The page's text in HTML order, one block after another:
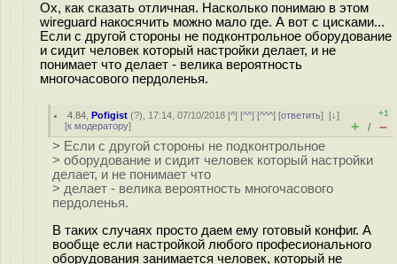
Ох, как сказать отличная. Насколько понимаю в этом
wireguard накосячить можно мало где. А вот с цисками...
Если с другой стороны не подконтрольное оборудование
и сидит человек который настройки делает, и не
понимает что делает - велика вероятность
многочасового пердоленья.
4.84 ,Pofigist (?), 17:14, 07/10/2018 [^] [^^] [^^^] [ответить][↓]
[к модератору]
+1
+ / –
> Если с другой стороны не подконтрольное
> оборудование и сидит человек который настройки
делает, и не понимает что
> делает - велика вероятность многочасового
пердоленья.
В таких случаях просто даем ему готовый конфиг. А
вообще если настройкой любого професионального
оборудования занимается человек, который не